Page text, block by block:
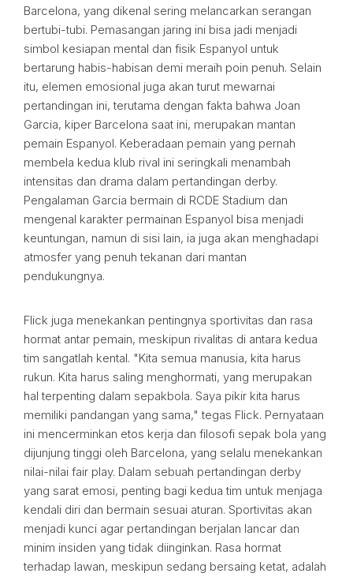
Barcelona, yang dikenal sering melancarkan serangan
bertubi-tubi. Pemasangan jaring ini bisa jadi menjadi
simbol kesiapan mental dan fisik Espanyol untuk
bertarung habis-habisan demi meraih poin penuh. Selain
itu, elemen emosional juga akan turut mewarnai
pertandingan ini, terutama dengan fakta bahwa Joan
Garcia, kiper Barcelona saat ini, merupakan mantan
pemain Espanyol. Keberadaan pemain yang pernah
membela kedua klub rival ini seringkali menambah
intensitas dan drama dalam pertandingan derby.
Pengalaman Garcia bermain di RCDE Stadium dan
mengenal karakter permainan Espanyol bisa menjadi
keuntungan, namun di sisi lain, ia juga akan menghadapi
atmosfer yang penuh tekanan dari mantan
pendukungnya.
Flick juga menekankan pentingnya sportivitas dan rasa
hormat antar pemain, meskipun rivalitas di antara kedua
tim sangatlah kental. "Kita semua manusia, kita harus
rukun. Kita harus saling menghormati, yang merupakan
hal terpenting dalam sepakbola. Saya pikir kita harus
memiliki pandangan yang sama," tegas Flick. Pernyataan
ini mencerminkan etos kerja dan filosofi sepak bola yang
dijunjung tinggi oleh Barcelona, yang selalu menekankan
nilai-nilai fair play. Dalam sebuah pertandingan derby
yang sarat emosi, penting bagi kedua tim untuk menjaga
kendali diri dan bermain sesuai aturan. Sportivitas akan
menjadi kunci agar pertandingan berjalan lancar dan
minim insiden yang tidak diinginkan. Rasa hormat
terhadap lawan, meskipun sedang bersaing ketat, adalah